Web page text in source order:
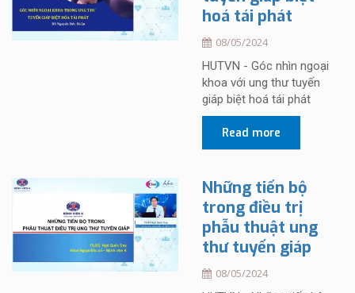
hoá tái phát
08/05/2024
HUTVN - Góc nhìn ngoại
khoa với ung thư tuyến
giáp biệt hoá tái phát
Read more
Những tiến bộ
trong điều trị
phẫu thuật ung
thư tuyến giáp
08/05/2024